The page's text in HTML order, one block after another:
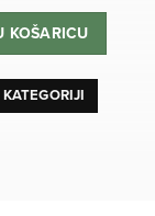
KOŠARICU